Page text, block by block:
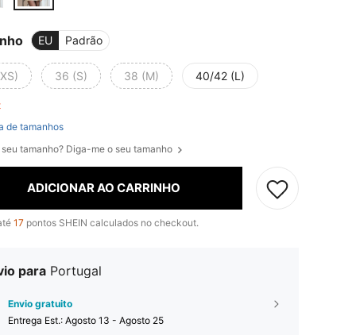
EU Padrão
36 (S) 38 (M) 40/42 (L)
de tamanhos
seu tamanho? Diga-me o seu tamanho
ADICIONAR AO CARRINHO
17 pontos SHEIN calculados no checkout.
para Portugal
Envio gratuito
Entrega Est.: Agosto 13 - Agosto 25